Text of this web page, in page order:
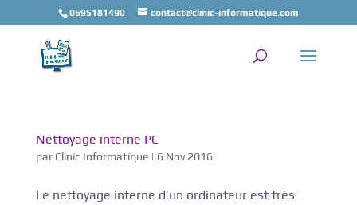
0695181490 contact@clinic-informatique.com
Nettoyage interne PC
par Clinic Informatique| 6 Nov 2016
Le nettoyage interne d’un ordinateur est très